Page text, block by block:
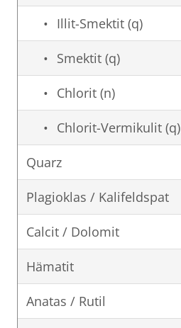
Illit-Smektit (q)
Smektit (q)
Chlorit (n)
Chlorit-Vermikulit (q)
Quarz
Plagioklas / Kalifeldspat
Calcit / Dolomit
Hämatit
Anatas / Rutil